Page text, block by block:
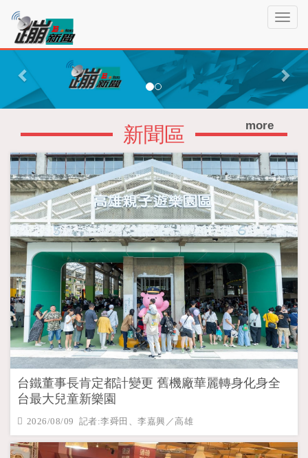
T
g
l
e
v
g
a
t
o
n
蹦
新
聞P
r
v
u
s
N
e
x
t
新聞區 more
台鐵董事長肯定都計變更 舊機廠華麗轉身化身全
台最大兒童新樂園
2026/08/09 記者:李舜田、李嘉興／高雄